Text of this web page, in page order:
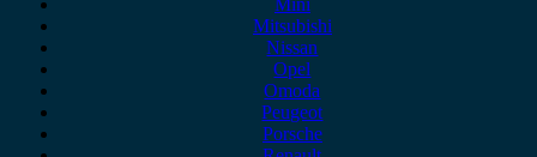
Mini
Mitsubishi
Nissan
Opel
Omoda
Peugeot
Porsche